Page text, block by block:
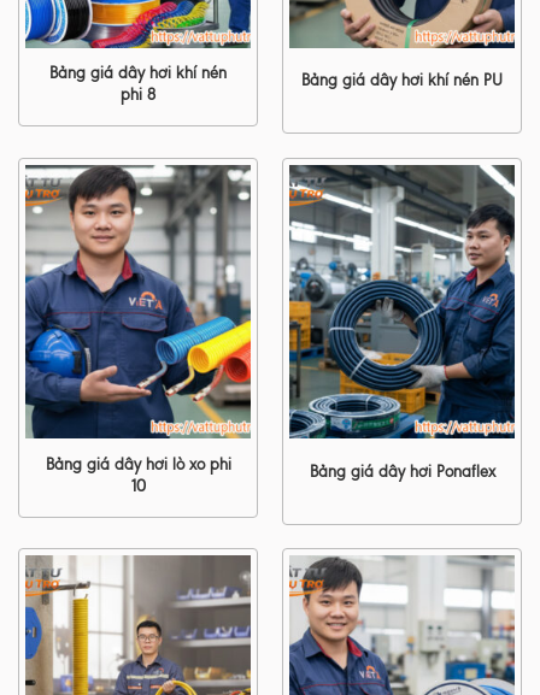
Bảng giá dây hơi khí nén
phi 8
Bảng giá dây hơi khí nén PU
Bảng giá dây hơi lò xo phi
10
Bảng giá dây hơi Ponaflex